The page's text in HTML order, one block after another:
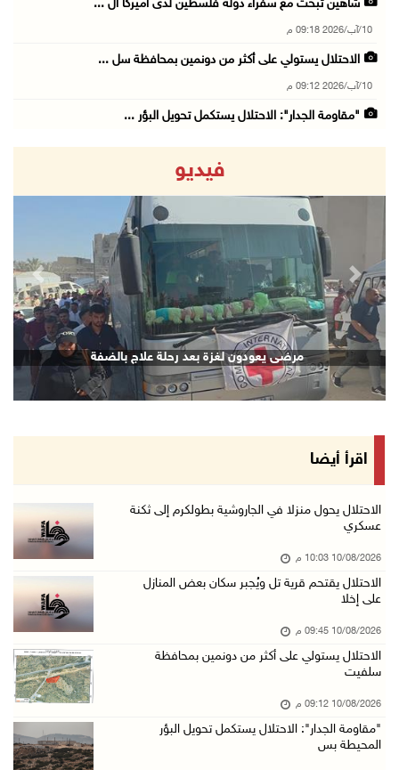
شاهين تبحث مع سفراء دولة فلسطين لدى أميركا ال ...
10/آب/2026 09:18 م
الاحتلال يستولي على أكثر من دونمين بمحافظة سل ...
10/آب/2026 09:12 م
"مقاومة الجدار": الاحتلال يستكمل تحويل البؤر ...
دولة فلسطين تعرب عن تضامنها مع كولومبيا إثر ا ...
10/آب/2026 08:15 م
الاحتلال يعتقل شقيقين من الأغوار الشمالية
مستعمرون إرهابيون يواصلون حصار منزل في بلدة ق ...
10/آب/2026 07:45 م
وزير الداخلية يتفقد محافظة الخليل ويؤكد تعزيز ...
10/آب/2026 07:44 م
مرضى يعودون لغزة بعد رحلة علاج بالضفة
مستعمرون إرهابيون يجرفون أراضي في سالم شرق نا ...
قصة أطفال جديدة بالدنمركية لخالد جمعة
حمزة يبصر النور بعد استشهاد والدته
مستعمرون إرهابيون يعتدون على مواطنين وممتلكات ...
مستعمرون إرهابيون يقتحمون منزلا على أطراف الح ...
10/آب/2026 06:32 م
مدير عام الدفاع المدني يبحث مع سفير قبرص الاس ...
فيديو
مرضى يعودون لغزة بعد رحلة علاج بالضفة
Next
اقرأ أيضا
الاحتلال يحول منزلا في الجاروشية بطولكرم إلى ثكنة
عسكري
10/08/2026 10:03 م
الاحتلال يقتحم قرية تل ويُجبر سكان بعض المنازل
على إخلا
10/08/2026 09:45 م
الاحتلال يستولي على أكثر من دونمين بمحافظة
سلفيت
10/08/2026 09:12 م
"مقاومة الجدار": الاحتلال يستكمل تحويل البؤر
المحيطة بس